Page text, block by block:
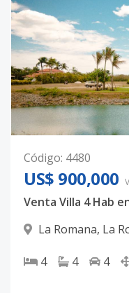
Código: 4480
US$ 900,000
Venta Villa 4 Hab
La Romana, La
4 4 4